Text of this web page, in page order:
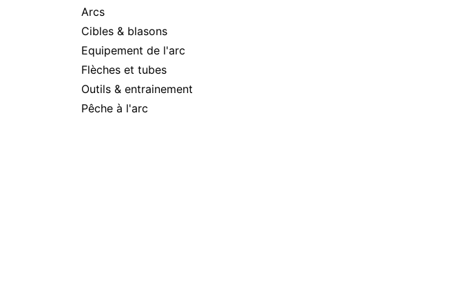
Arcs
Cibles & blasons
Equipement de l'arc
Flèches et tubes
Outils & entrainement
Pêche à l'arc